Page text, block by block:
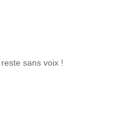
sans voix !